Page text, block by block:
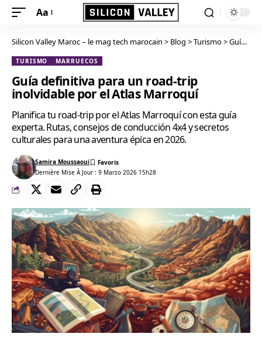
Aa
Silicon Valley Maroc – le mag tech marocain > Blog >Turismo>Guía definitiva para un road-trip inolvidable por el Atlas Marroquí
TURISMO MARRUECOS
Guía definitiva para un road-trip
inolvidable por el Atlas Marroquí
Planifica tu road-trip por el Atlas Marroquí con esta guía
experta. Rutas, consejos de conducción 4x4 y secretos
culturales para una aventura épica en 2026.
Dernière Mise À Jour : 9 Marzo 2026 15h28
Samira Moussaoui